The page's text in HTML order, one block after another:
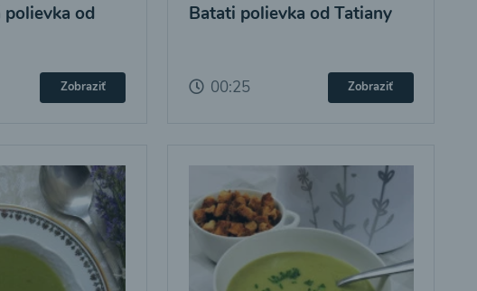
polievka od
Zobraziť
Batati polievka od Tatiany
00:25 Zobraziť